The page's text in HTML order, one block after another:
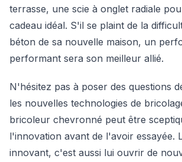
terrasse, une scie à onglet radiale
cadeau idéal. S'il se plaint de la
béton de sa nouvelle maison, un
performant sera son meilleur allié.
N'hésitez pas à poser des questions
les nouvelles technologies de
bricoleur chevronné peut être
l'innovation avant de l'avoir essayée.
innovant, c'est aussi lui ouvrir de